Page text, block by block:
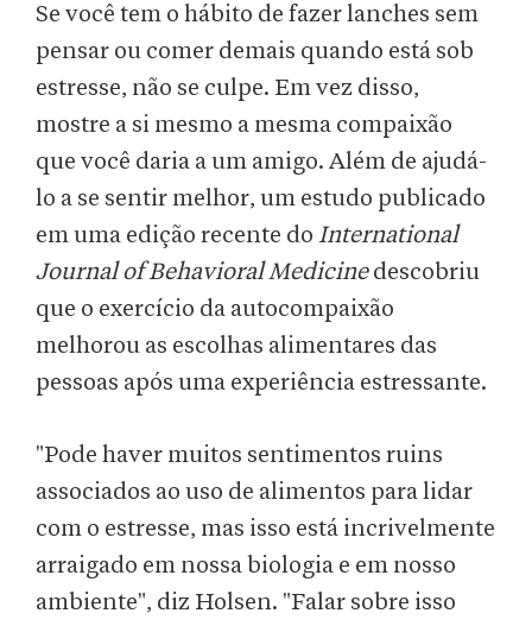
Se você tem o hábito de fazer lanches sem
pensar ou comer demais quando está sob
estresse, não se culpe. Em vez disso,
mostre a si mesmo a mesma compaixão
que você daria a um amigo. Além de ajudá-
lo a se sentir melhor, um estudo publicado
em uma edição recente do International
Journal of Behavioral Medicinedescobriu
que o exercício da autocompaixão
melhorou as escolhas alimentares das
pessoas após uma experiência estressante.
"Pode haver muitos sentimentos ruins
associados ao uso de alimentos para lidar
com o estresse, mas isso está incrivelmente
arraigado em nossa biologia e em nosso
ambiente", diz Holsen. "Falar sobre isso